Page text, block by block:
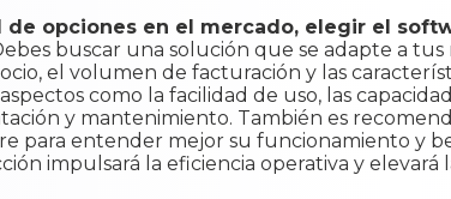
de opciones en el mercado, elegir el
buscar una solución que se adapte a
el volumen de facturación y las
como la facilidad de uso, las
y mantenimiento. También es
para entender mejor su funcionamiento y
impulsará la eficiencia operativa y